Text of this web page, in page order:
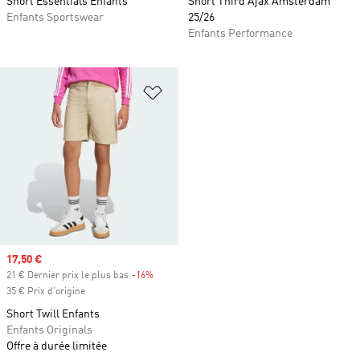
Enfants Sportswear
25/26
Enfants Performance
Prix soldé
17,50 €
21 € Dernier prix le plus bas -16%
35 € Prix d'origine
Short Twill Enfants
Enfants Originals
Offre à durée limitée